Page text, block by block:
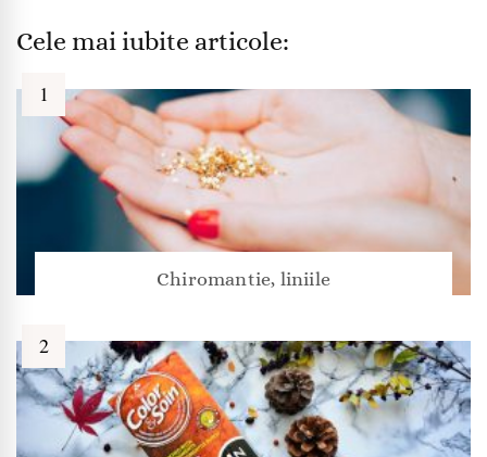
Cele mai iubite articole:
Chiromantie, liniile